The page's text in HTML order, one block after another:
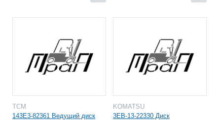
TCM
143E3-82361 Ведущий диск
KOMATSU
3EB-13-22330 Диск